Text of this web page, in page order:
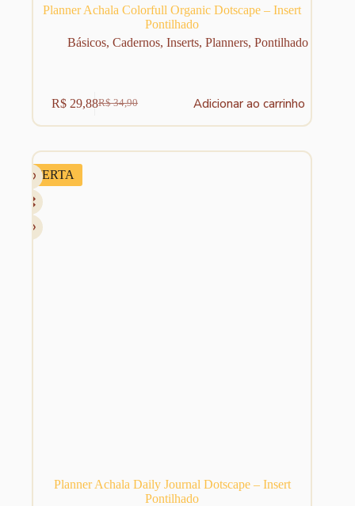
Planner Achala Colorfull Organic Dotscape – Insert
Pontilhado
Básicos,Cadernos,Inserts,Planners,Pontilhado
R$34,90
O
preço
era:
R$ 29,88O
preço
é:
Adicionar ao carrinho
OFERTA
Planner Achala Daily Journal Dotscape – Insert
Pontilhado